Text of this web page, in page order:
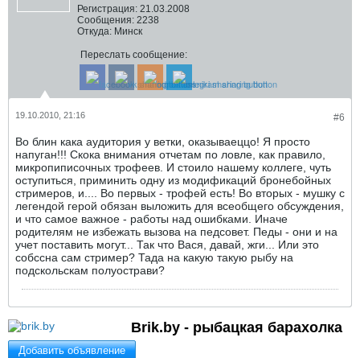
Регистрация: 21.03.2008
Сообщения: 2238
Откуда: Минск
Переслать сообщение:
#6
19.10.2010, 21:16
Во блин кака аудитория у ветки, оказываеццо! Я просто
напуган!!! Скока внимания отчетам по ловле, как правило,
микропиписочных трофеев. И стоило нашему коллеге, чуть
оступиться, приминить одну из модификаций бронебойных
стримеров, и.... Во первых - трофей есть! Во вторых - мушку с
легендой герой обязан выложить для всеобщего обсуждения,
и что самое важное - работы над ошибками. Иначе
родителям не избежать вызова на педсовет. Педы - они и на
учет поставить могут... Так что Вася, давай, жги... Или это
собссна сам стример? Тада на какую такую рыбу на
подскольскам полуострави?
Brik.by - рыбацкая барахолка
Добавить объявление